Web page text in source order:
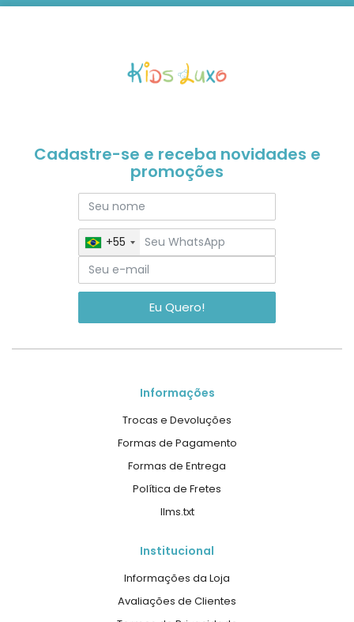
Cadastre-se e receba novidades e
promoções
+55
Eu Quero!
Informações
Trocas e Devoluções
Formas de Pagamento
Formas de Entrega
Política de Fretes
llms.txt
Institucional
Informações da Loja
Avaliações de Clientes